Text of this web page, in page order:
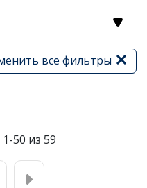
все фильтры
50 из 59